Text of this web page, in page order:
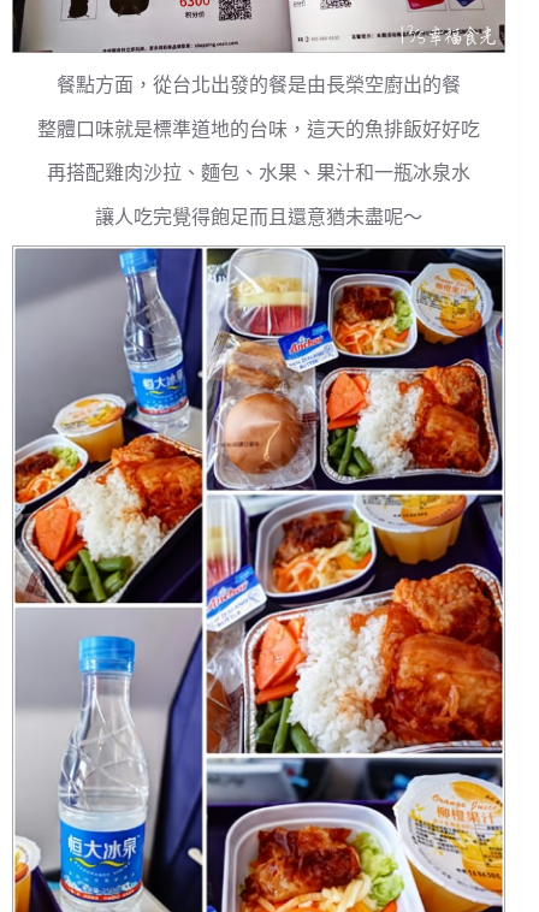
餐點方面，從台北出發的餐是由長榮空廚出的餐
整體口味就是標準道地的台味，這天的魚排飯好好吃
再搭配雞肉沙拉、麵包、水果、果汁和一瓶冰泉水
讓人吃完覺得飽足而且還意猶未盡呢～